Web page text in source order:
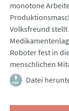
monotone
Volksfreund
Roboter fest in
menschlichen
Datei